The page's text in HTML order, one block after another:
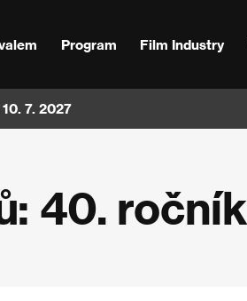
Program Film Industry
7. 2027
40. ročník